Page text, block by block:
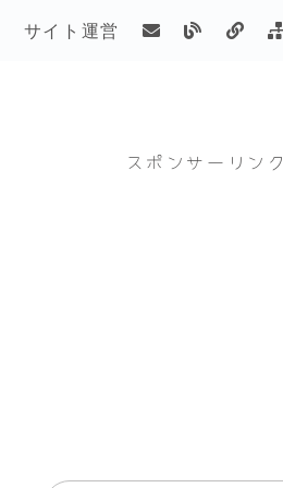
サイト運営
スポンサーリンク